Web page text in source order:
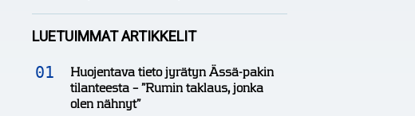
LUETUIMMAT ARTIKKELIT
Huojentava tieto jyrätyn Ässä-pakin
tilanteesta – ”Rumin taklaus, jonka
olen nähnyt”